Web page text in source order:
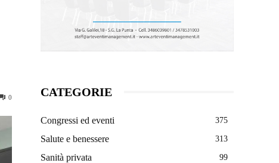
0 CATEGORIE
Congressi ed eventi 375
Salute e benessere 313
Sanità privata 99